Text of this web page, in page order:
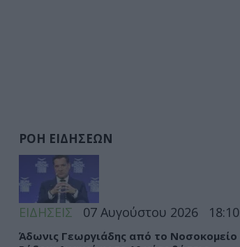
ΡΟΗ ΕΙΔΗΣΕΩΝ
ΕΙΔΗΣΕΙΣ 07 Αυγούστου 2026 18:10
Άδωνις Γεωργιάδης από το Νοσοκομείο